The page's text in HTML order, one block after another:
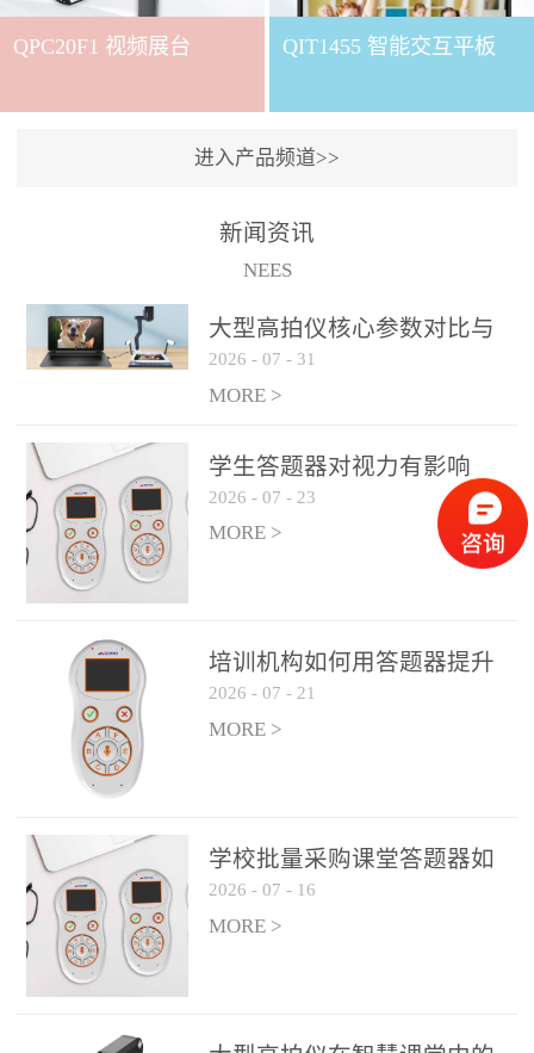
动的质量直接影响教学效
果与学生参与度。作为
打造的互动授课软件，
QVote 以 “让每一堂课都充
功能与数据化教学分析，
课堂互动解决方案，重新
定义了师生互动的新模
教学节奏的重要性，采用
“零学习成本” 的设计理
念，教师无需复杂培训即
可快速上手。软件支持与
PPT、白板等常用教学工具
几步：打开软件、选择互
动模式、发起互动任务，
整个过程不超过 30 秒，完
美融入正常教学流程，避
免打断课堂连贯性。无论
点讲解互动，还是课后即
时反馈，QVote 都能灵活
适配不同教学环节需求，
让教师专注于教学内容本
身，而非技术操作。多元
热情QVote 提供了丰富的
QPC20F1 视频展台 QIT1455 智能交互平板
进入产品频道>>
新闻资讯
NEES
大型高拍仪核心参数对比与
选购建议
2026 - 07 - 31
MORE >
学生答题器对视力有影响
吗？
2026 - 07 - 23
MORE >
培训机构如何用答题器提升
学生专注度
2026 - 07 - 21
MORE >
学校批量采购课堂答题器如
何选厂家
2026 - 07 - 16
MORE >